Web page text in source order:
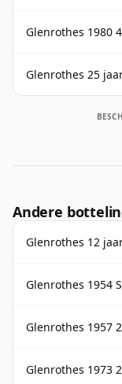
Glenrothes 1980
Glenrothes 25
Andere
Glenrothes 12
Glenrothes 1954 Sherry
Glenrothes 1957
Glenrothes 1973